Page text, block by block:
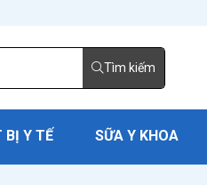
Tìm kiếm
BỊ Y TẾ SỮA Y KHOA